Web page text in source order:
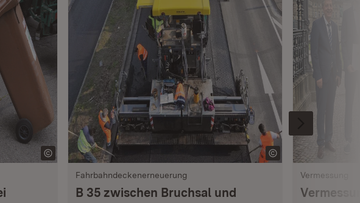
Fahrbahndeckenerneuerung
B 35 zwischen Bruchsal und
Vermessung